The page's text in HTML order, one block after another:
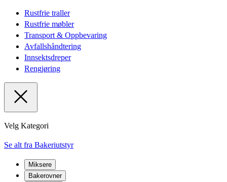
Rustfrie traller
Rustfrie møbler
Transport & Oppbevaring
Avfallshåndtering
Innsektsdreper
Rengjøring
Velg Kategori
Se alt fra Bakeriutstyr
Miksere
Bakerovner